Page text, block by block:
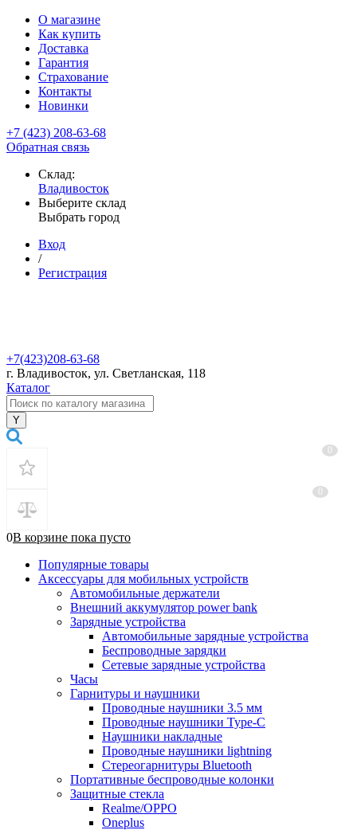
О магазине
Как купить
Доставка
Гарантия
Страхование
Контакты
Новинки
+7 (423) 208-63-68
Обратная связь
Склад:
Владивосток
Выберите склад
Выбрать город
Вход
/
Регистрация
+7(423)208-63-68
г. Владивосток, ул. Светланская, 118
Каталог
0В корзине пока пусто
Популярные товары
Аксессуары для мобильных устройств
Автомобильные держатели
Внешний аккумулятор power bank
Зарядные устройства
Автомобильные зарядные устройства
Беспроводные зарядки
Сетевые зарядные устройства
Часы
Гарнитуры и наушники
Проводные наушники 3.5 мм
Проводные наушники Type-C
Наушники накладные
Проводные наушники lightning
Стереогарнитуры Bluetooth
Портативные беспроводные колонки
Защитные стекла
Realme/OPPO
Oneplus